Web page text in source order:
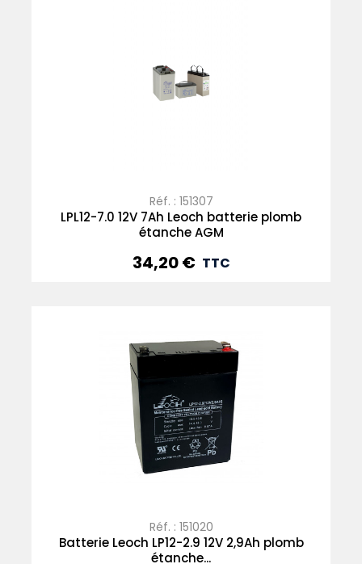
Réf. : 151307
LPL12-7.0 12V 7Ah Leoch batterie plomb
étanche AGM
Prix
34,20 € TTC
Réf. : 151020
Batterie Leoch LP12-2.9 12V 2,9Ah plomb
étanche...